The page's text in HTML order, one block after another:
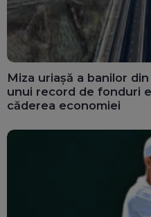
Miza uriașă a banilor
unui record de fonduri
căderea economiei